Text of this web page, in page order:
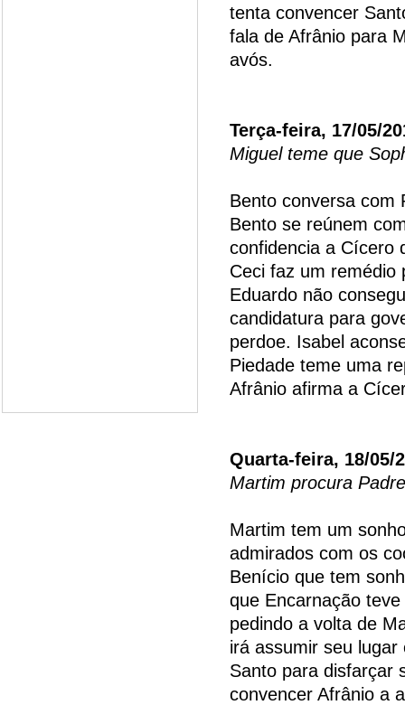
tenta convencer
fala de Afrânio para
avós.
Terça-feira, 17/05/
Miguel teme que
Bento conversa com
Bento se reúnem
confidencia a Cícero
Ceci faz um remédio
Eduardo não
candidatura para
perdoe. Isabel
Piedade teme uma
Afrânio afirma a
Quarta-feira, 18/05/
Martim procura
Martim tem um
admirados com os
Benício que tem
que Encarnação
pedindo a volta de
irá assumir seu
Santo para disfarçar
convencer Afrânio a